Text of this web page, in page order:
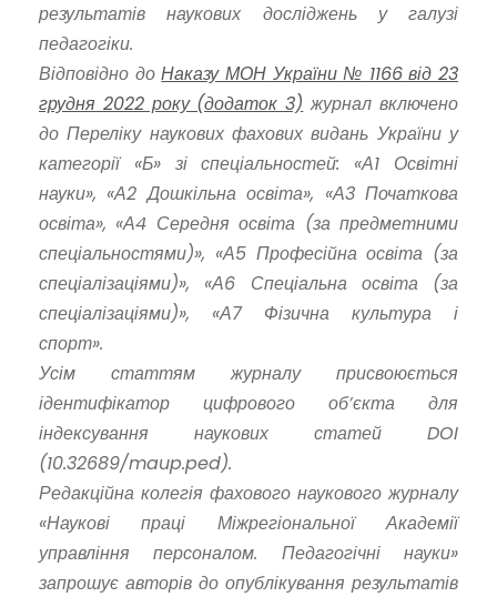
результатів наукових досліджень у галузі
педагогіки.
Відповідно доНаказу МОН України № 1166 від 23
грудня 2022 року (додаток 3) журнал включено
до Переліку наукових фахових видань України у
категорії «Б» зі спеціальностей: «А1 Освітні
науки», «А2 Дошкільна освіта», «А3 Початкова
освіта», «А4 Середня освіта (за предметними
спеціальностями)», «А5 Професійна освіта (за
спеціалізаціями)», «А6 Спеціальна освіта (за
спеціалізаціями)», «А7 Фізична культура і
спорт».
Усім статтям журналу присвоюється
ідентифікатор цифрового об’єкта для
індексування наукових статей DOI
(10.32689/maup.ped).
Редакційна колегія фахового наукового журналу
«Наукові праці Міжрегіональної Академії
управління персоналом. Педагогічні науки»
запрошує авторів до опублікування результатів